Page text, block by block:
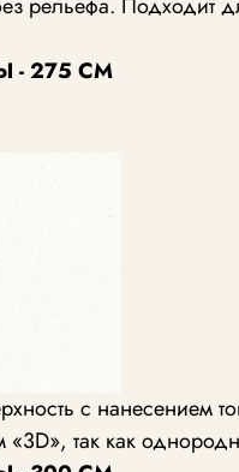
- 275 СМ
с нанесением
так как